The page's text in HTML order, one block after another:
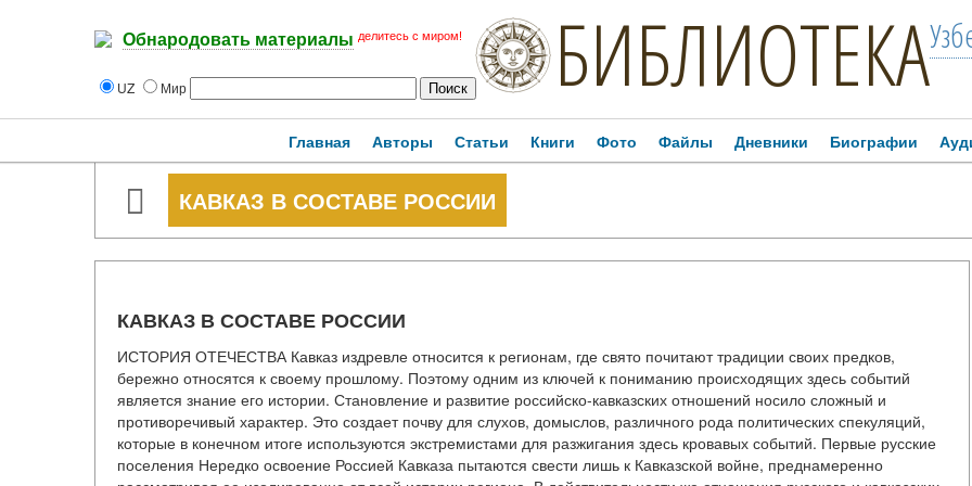
Обнародовать материалы делитесь с миром!
UZ Мир БИБЛИОТЕКА
Главная Авторы Статьи Книги Фото Файлы Дневники Биографии
КАВКАЗ В СОСТАВЕ РОССИИ
КАВКАЗ В СОСТАВЕ РОССИИ
ИСТОРИЯ ОТЕЧЕСТВА Кавказ издревле относится к регионам, где свято почитают традиции своих предков,
бережно относятся к своему прошлому. Поэтому одним из ключей к пониманию происходящих здесь событий
является знание его истории. Становление и развитие российско-кавказских отношений носило сложный и
противоречивый характер. Это создает почву для слухов, домыслов, различного рода политических спекуляций,
которые в конечном итоге используются экстремистами для разжигания здесь кровавых событий. Первые русские
поселения Нередко освоение Россией Кавказа пытаются свести лишь к Кавказской войне, преднамеренно